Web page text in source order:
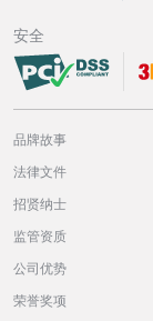
安全
品牌故事
法律文件
招贤纳士
监管资质
公司优势
荣誉奖项